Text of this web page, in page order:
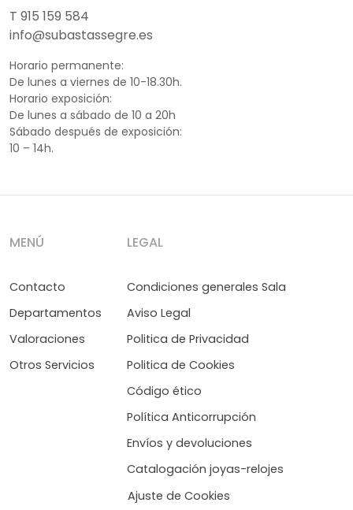
T 915 159 584
info@subastassegre.es
Horario permanente:
De lunes a viernes de 10-18.30h.
Horario exposición:
De lunes a sábado de 10 a 20h
Sábado después de exposición:
10 – 14h.
MENÚ
Contacto
Departamentos
Valoraciones
Otros Servicios
LEGAL
Condiciones generales Sala
Aviso Legal
Politica de Privacidad
Politica de Cookies
Código ético
Política Anticorrupción
Envíos y devoluciones
Catalogación joyas-relojes
Ajuste de Cookies